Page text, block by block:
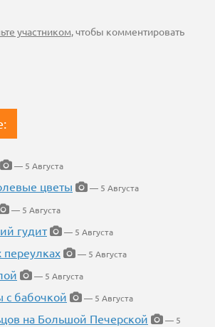
участником, чтобы комментировать
— 5 Августа
цветы
— 5 Августа
— 5 Августа
гудит
— 5 Августа
переулках
— 5 Августа
— 5 Августа
с бабочкой
— 5 Августа
на Большой Печерской
— 5